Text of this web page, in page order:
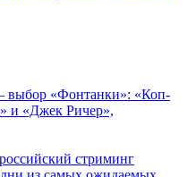
выбор «Фонтанки»: «Коп-
и «Джек Ричер»,
стриминг